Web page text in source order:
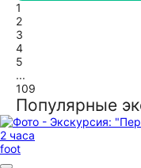
1
2
3
4
5
...
109
Популярные
2 часа
foot